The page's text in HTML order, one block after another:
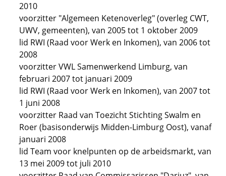
2010
voorzitter "Algemeen Ketenoverleg" (overleg CWT,
UWV, gemeenten), van 2005 tot 1 oktober 2009
lid RWI (Raad voor Werk en Inkomen), van 2006 tot
2008
voorzitter VWL Samenwerkend Limburg, van
februari 2007 tot januari 2009
lid RWI (Raad voor Werk en Inkomen), van 2007 tot
1 juni 2008
voorzitter Raad van Toezicht Stichting Swalm en
Roer (basisonderwijs Midden-Limburg Oost), vanaf
januari 2008
lid Team voor knelpunten op de arbeidsmarkt, van
13 mei 2009 tot juli 2010